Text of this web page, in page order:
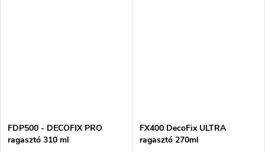
FDP500 - DECOFIX PRO
ragasztó 310 ml
FX400 DecoFix ULTRA
ragasztó 270ml